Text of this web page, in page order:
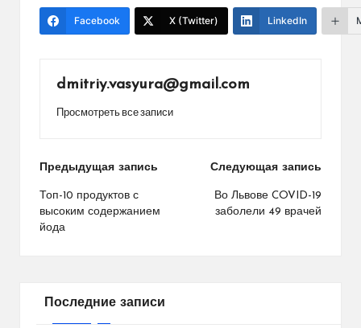
Facebook X (Twitter) LinkedIn
dmitriy.vasyura@gmail.com
Просмотреть все записи
Навигация
по
записям
Предыдущая запись
Топ-10 продуктов с
высоким содержанием
йода
Следующая запись
Во Львове COVID-19
заболели 49 врачей
Последние записи